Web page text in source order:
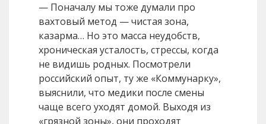
— Поначалу мы тоже думали про
вахтовый метод — чистая зона,
казарма… Но это масса неудобств,
хроническая усталость, стрессы, когда
не видишь родных. Посмотрели
российский опыт, ту же «Коммунарку»,
выяснили, что медики после смены
чаще всего уходят домой. Выходя из
«грязной зоны», они проходят